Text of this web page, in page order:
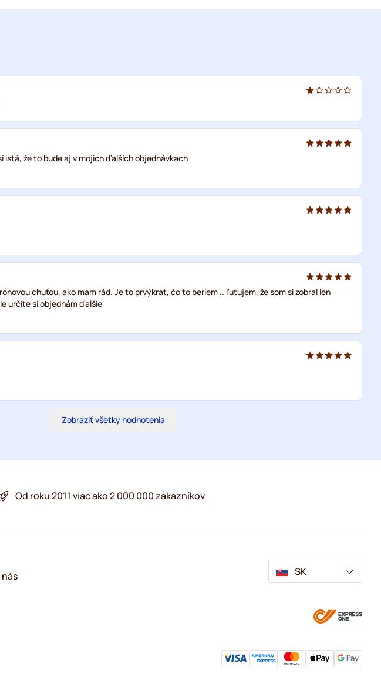
istá, že to bude aj v mojich ďalších objednávkach
chuťou, ako mám rád. Je to prvýkrát, čo to beriem .. ľutujem, že som si zobral len
určite si objednám ďalšie
Zobraziť všetky hodnotenia
Od roku 2011 viac ako 2 000 000 zákazníkov
nás SK